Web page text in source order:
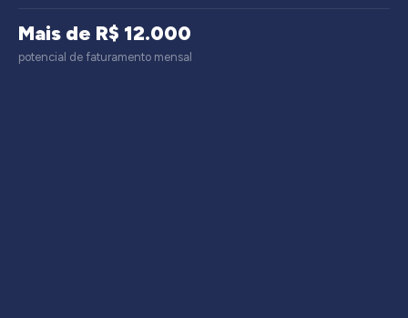
Mais de R$ 12.000
potencial de faturamento mensal